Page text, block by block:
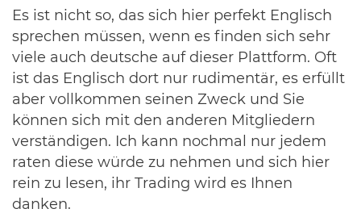
Es ist nicht so, das sich hier perfekt Englisch
sprechen müssen, wenn es finden sich sehr
viele auch deutsche auf dieser Plattform. Oft
ist das Englisch dort nur rudimentär, es erfüllt
aber vollkommen seinen Zweck und Sie
können sich mit den anderen Mitgliedern
verständigen. Ich kann nochmal nur jedem
raten diese würde zu nehmen und sich hier
rein zu lesen, ihr Trading wird es Ihnen
danken.